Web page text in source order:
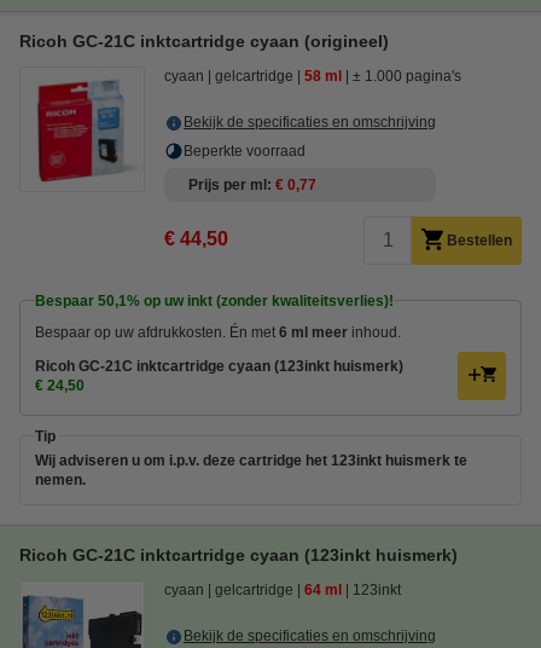
Ricoh GC-21C inktcartridge cyaan (origineel)
cyaan gelcartridge 58 ml ± 1.000 pagina's
Bekijk de specificaties en omschrijving
Beperkte voorraad
Prijs per ml € 0,77
€ 44,50 Bestellen
Bespaar 50,1% op uw inkt (zonder kwaliteitsverlies)!
Bespaar op uw afdrukkosten. Én met 6 ml meer inhoud.
Ricoh GC-21C inktcartridge cyaan (123inkt huismerk)
€ 24,50
Tip
Wij adviseren u om i.p.v. deze cartridge het 123inkt huismerk te
nemen.
Ricoh GC-21C inktcartridge cyaan (123inkt huismerk)
cyaan gelcartridge 64 ml 123inkt
Bekijk de specificaties en omschrijving